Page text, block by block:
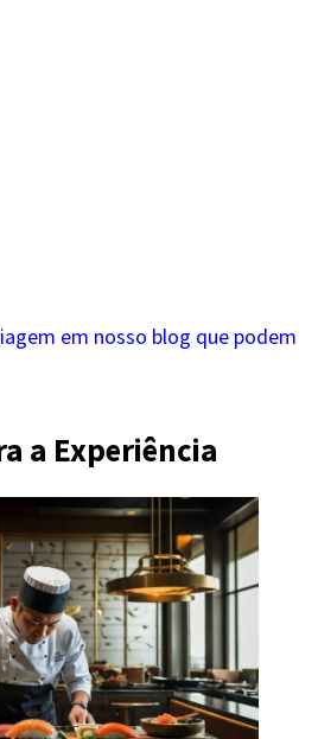
em nosso blog que podem
a Experiência